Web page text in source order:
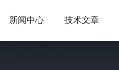
新闻中心 技术文章